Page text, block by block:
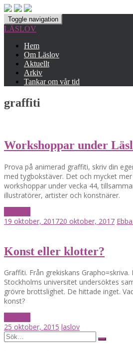
Toggle navigation
LÄSLOV
Hem
Om Läslov
Aktuellt
Arkiv
Tankar om vår tid
graffiti
Workshoppar under
Prova på animerad graffiti, skriv din
med tygbokstäver. Det och mycket
workshoppar under vecka 44,
illustratörer, artister och konstnärer.
19 oktober, 201720 oktober, 2017
Konst eller klotter?
Graffiti. Från grekiskans
Stockholms universitet undersöktes
grövre brottslighet. De hittade inget.
konst?
25 oktober, 2015 laslov
Posts
Search
for: